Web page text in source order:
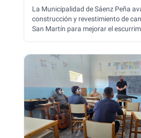
La Municipalidad de Sáenz Peña
construcción y revestimiento de
San Martín para mejorar el
parte de un plan integral de
y mejoras urbanas que también
enripiado y pavimentación en
ciudad.